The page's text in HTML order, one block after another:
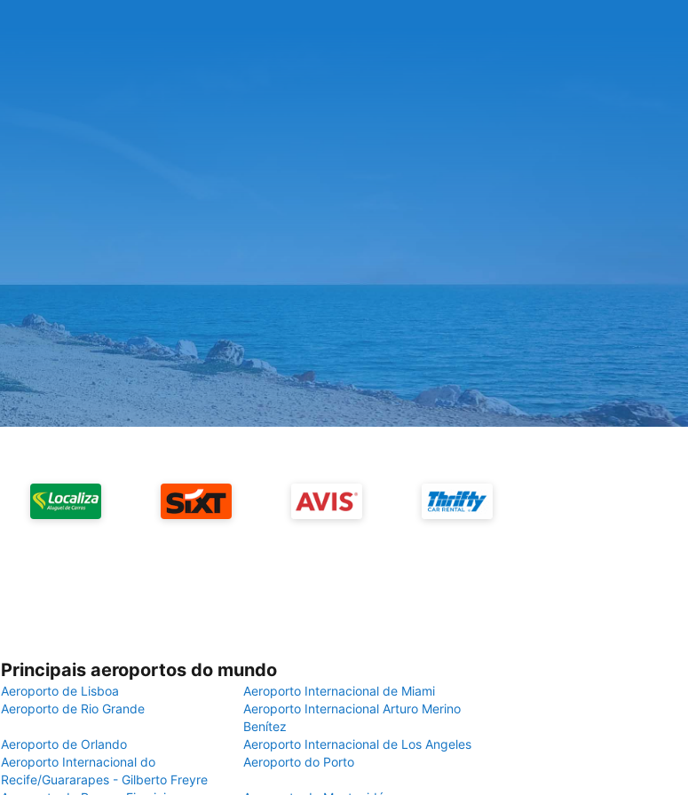
Principais aeroportos do mundo
Aeroporto de Lisboa
Aeroporto Internacional de Miami
Aeroporto de Rio Grande
Aeroporto Internacional Arturo Merino
Benítez
Aeroporto de Orlando
Aeroporto Internacional de Los Angeles
Aeroporto Internacional do
Recife/Guararapes - Gilberto Freyre
Aeroporto do Porto